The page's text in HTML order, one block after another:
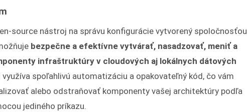
source nástroj na správu konfigurácie vytvorený spoločnosťou
bezpečne a efektívne vytvárať, nasadzovať, meniť a
infraštruktúry v cloudových aj lokálnych dátových
spoľahlivú automatizáciu a opakovateľný kód, čo vám
alebo odstraňovať komponenty vašej architektúry podľa
jediného príkazu.